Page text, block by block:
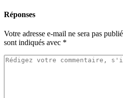
Réponses
Votre adresse e-mail ne sera pas
sont indiqués avec *